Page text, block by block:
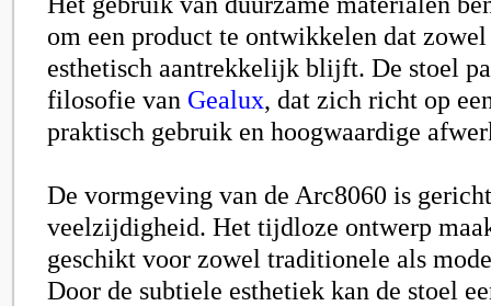
om een product te ontwikkelen dat
esthetisch aantrekkelijk blijft. De stoel
filosofie van Gealux, dat zich richt op
praktisch gebruik en hoogwaardige
De vormgeving van de Arc8060 is
veelzijdigheid. Het tijdloze ontwerp
geschikt voor zowel traditionele als
Door de subtiele esthetiek kan de stoel